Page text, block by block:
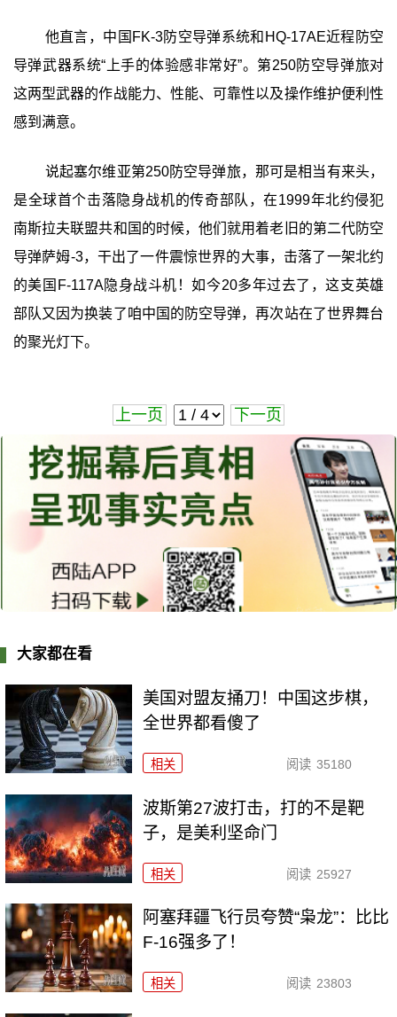
他直言，中国FK-3防空导弹系统和HQ-17AE近程防空
导弹武器系统“上手的体验感非常好”。第250防空导弹旅对
这两型武器的作战能力、性能、可靠性以及操作维护便利性
感到满意。
说起塞尔维亚第250防空导弹旅，那可是相当有来头，
是全球首个击落隐身战机的传奇部队，在1999年北约侵犯
南斯拉夫联盟共和国的时候，他们就用着老旧的第二代防空
导弹萨姆-3，干出了一件震惊世界的大事，击落了一架北约
的美国F-117A隐身战斗机！如今20多年过去了，这支英雄
部队又因为换装了咱中国的防空导弹，再次站在了世界舞台
的聚光灯下。
上一页 下一页
大家都在看
美国对盟友捅刀！中国这步棋，
全世界都看傻了
相关 阅读 35180
波斯第27波打击，打的不是靶
子，是美利坚命门
相关 阅读 25927
阿塞拜疆飞行员夸赞“枭龙”：比比
F-16强多了！
相关 阅读 23803